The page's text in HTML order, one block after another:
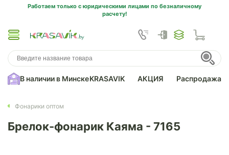
Работаем только с юридическими лицами по безналичному
расчету!
В наличии в МинскеKRASAVIK АКЦИЯ Распродажа
Фонарики оптом
Брелок-фонарик Каяма - 7165